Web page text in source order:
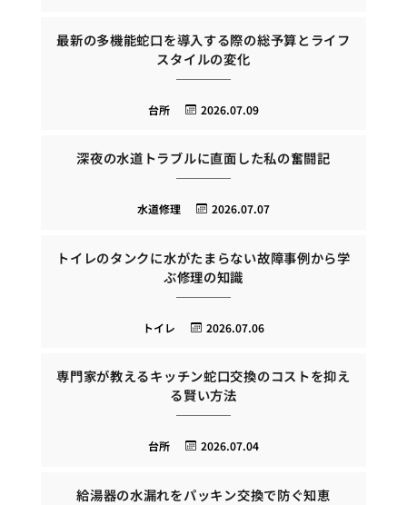
最新の多機能蛇口を導入する際の総予算とライフ
スタイルの変化
2026.07.09
台所
深夜の水道トラブルに直面した私の奮闘記
2026.07.07
水道修理
トイレのタンクに水がたまらない故障事例から学
ぶ修理の知識
2026.07.06
トイレ
専門家が教えるキッチン蛇口交換のコストを抑え
る賢い方法
2026.07.04
台所
給湯器の水漏れをパッキン交換で防ぐ知恵